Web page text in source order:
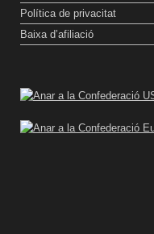
Política de privacitat
Baixa d’afiliació